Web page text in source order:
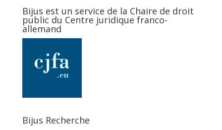
Bijus est un service de la Chaire de droit
public du Centre juridique franco-
allemand
Bijus Recherche